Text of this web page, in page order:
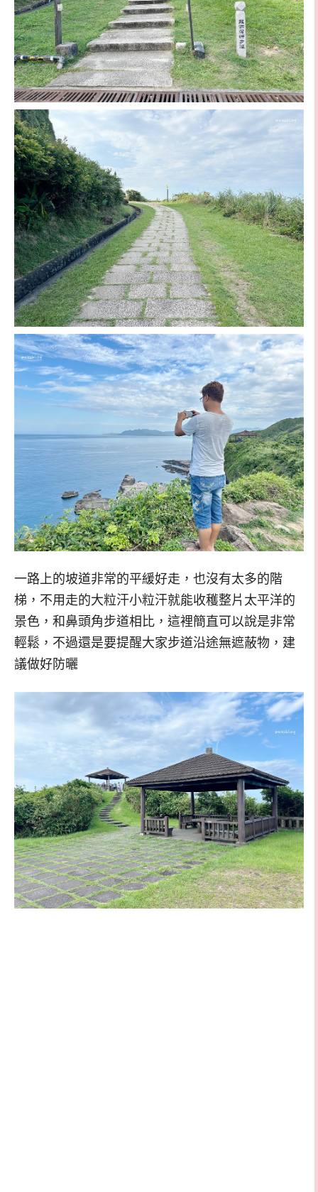
一路上的坡道非常的平緩好走，也沒有太多的階
梯，不用走的大粒汗小粒汗就能收穫整片太平洋的
景色，和鼻頭角步道相比，這裡簡直可以說是非常
輕鬆，不過還是要提醒大家步道沿途無遮蔽物，建
議做好防曬